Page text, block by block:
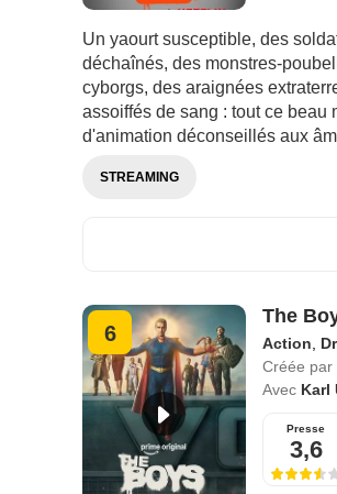
Un yaourt susceptible, des
déchaînés, des monstres-
cyborgs, des araignées
assoiffés de sang : tout ce beau
d'animation déconseillés aux
STREAMING
6
The
Action
Créée par
Avec Karl
Presse
3,6